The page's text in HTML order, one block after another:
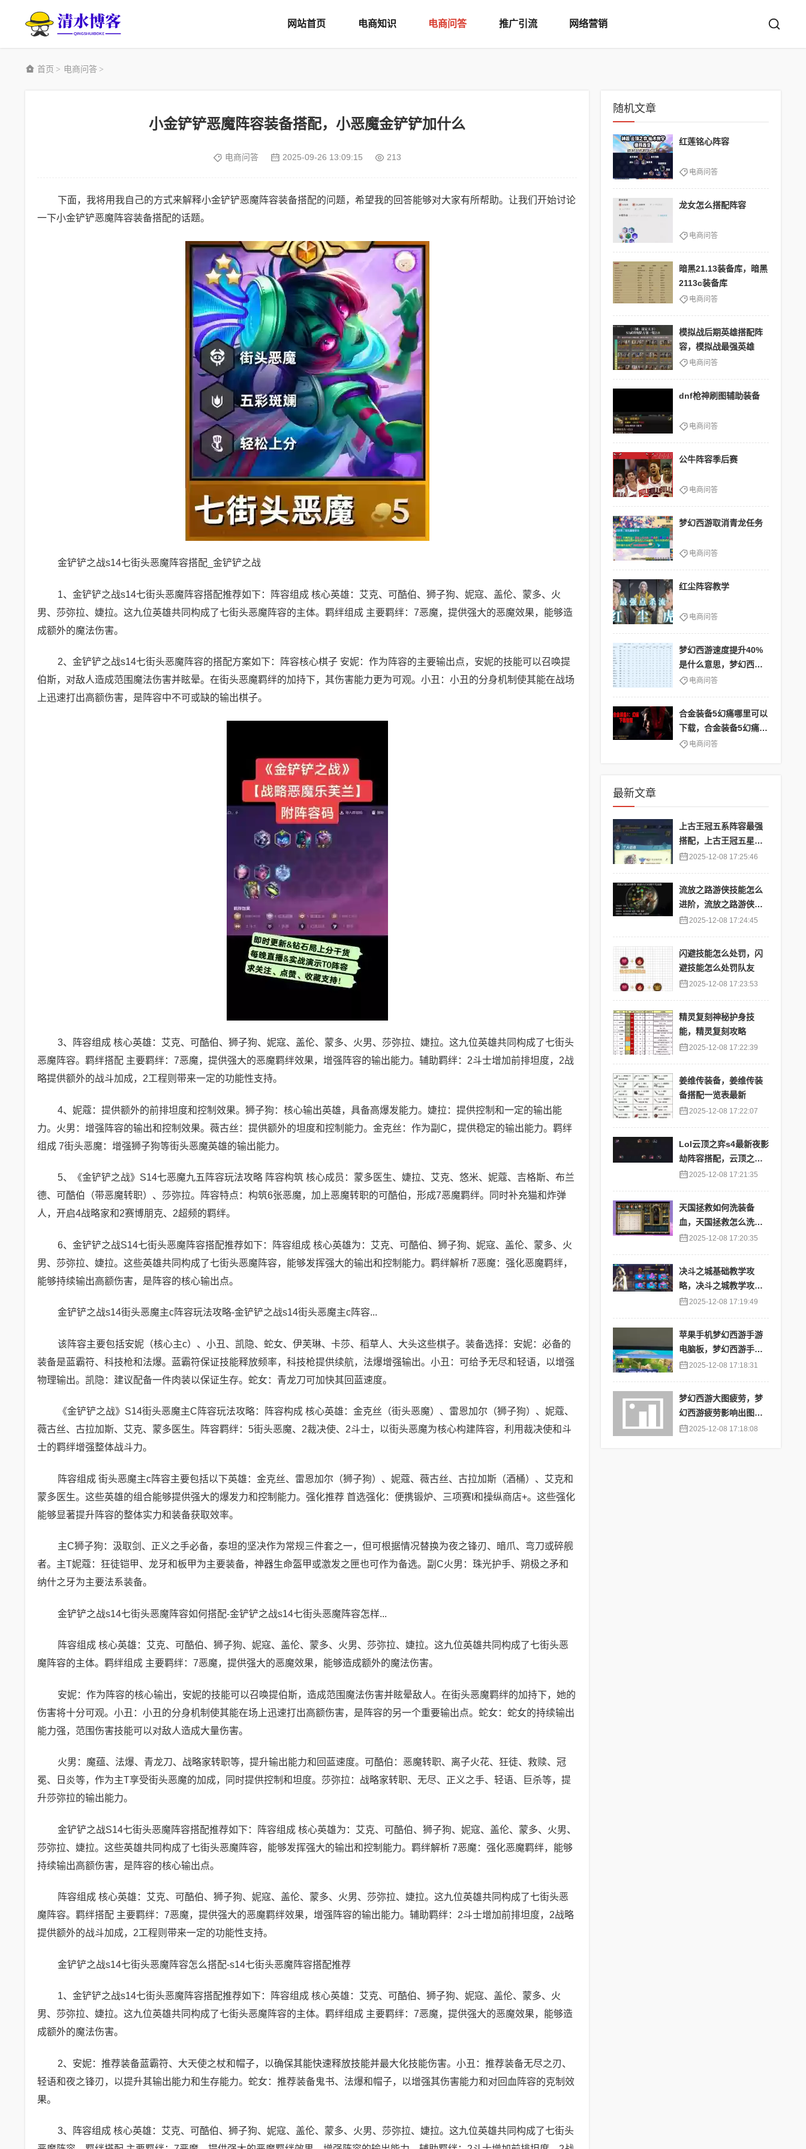
网站首页 电商知识 电商问答 推广引流 网络营销
首页 > 电商问答 >
小金铲铲恶魔阵容装备搭配，小恶魔金铲铲加什么
电商问答 2025-09-26 13:09:15 213
下面，我将用我自己的方式来解释小金铲铲恶魔阵容装备搭配的问题，希望我的回答能够对大家有所帮助。让我们开始讨论
一下小金铲铲恶魔阵容装备搭配的话题。
金铲铲之战s14七街头恶魔阵容搭配_金铲铲之战
1、金铲铲之战s14七街头恶魔阵容搭配推荐如下：阵容组成 核心英雄：艾克、可酷伯、狮子狗、妮寇、盖伦、蒙多、火
男、莎弥拉、婕拉。这九位英雄共同构成了七街头恶魔阵容的主体。羁绊组成 主要羁绊：7恶魔，提供强大的恶魔效果，能够造
成额外的魔法伤害。
2、金铲铲之战s14七街头恶魔阵容的搭配方案如下：阵容核心棋子 安妮：作为阵容的主要输出点，安妮的技能可以召唤提
伯斯，对敌人造成范围魔法伤害并眩晕。在街头恶魔羁绊的加持下，其伤害能力更为可观。小丑：小丑的分身机制使其能在战场
上迅速打出高额伤害，是阵容中不可或缺的输出棋子。
3、阵容组成 核心英雄：艾克、可酷伯、狮子狗、妮寇、盖伦、蒙多、火男、莎弥拉、婕拉。这九位英雄共同构成了七街头
恶魔阵容。羁绊搭配 主要羁绊：7恶魔，提供强大的恶魔羁绊效果，增强阵容的输出能力。辅助羁绊：2斗士增加前排坦度，2战
略提供额外的战斗加成，2工程则带来一定的功能性支持。
4、妮蔻：提供额外的前排坦度和控制效果。狮子狗：核心输出英雄，具备高爆发能力。婕拉：提供控制和一定的输出能
力。火男：增强阵容的输出和控制效果。薇古丝：提供额外的坦度和控制能力。金克丝：作为副C，提供稳定的输出能力。羁绊
组成 7街头恶魔：增强狮子狗等街头恶魔英雄的输出能力。
5、《金铲铲之战》S14七恶魔九五阵容玩法攻略 阵容构筑 核心成员：蒙多医生、婕拉、艾克、悠米、妮蔻、吉格斯、布兰
德、可酷伯（带恶魔转职）、莎弥拉。阵容特点：构筑6张恶魔，加上恶魔转职的可酷伯，形成7恶魔羁绊。同时补充猫和炸弹
人，开启4战略家和2赛博朋克、2超频的羁绊。
6、金铲铲之战S14七街头恶魔阵容搭配推荐如下：阵容组成 核心英雄为：艾克、可酷伯、狮子狗、妮寇、盖伦、蒙多、火
男、莎弥拉、婕拉。这些英雄共同构成了七街头恶魔阵容，能够发挥强大的输出和控制能力。羁绊解析 7恶魔：强化恶魔羁绊，
能够持续输出高额伤害，是阵容的核心输出点。
金铲铲之战s14街头恶魔主c阵容玩法攻略-金铲铲之战s14街头恶魔主c阵容...
该阵容主要包括安妮（核心主c）、小丑、凯隐、蛇女、伊芙琳、卡莎、稻草人、大头这些棋子。装备选择：安妮：必备的
装备是蓝霸符、科技枪和法爆。蓝霸符保证技能释放频率，科技枪提供续航，法爆增强输出。小丑：可给予无尽和轻语，以增强
物理输出。凯隐：建议配备一件肉装以保证生存。蛇女：青龙刀可加快其回蓝速度。
《金铲铲之战》S14街头恶魔主C阵容玩法攻略：阵容构成 核心英雄：金克丝（街头恶魔）、雷恩加尔（狮子狗）、妮蔻、
薇古丝、古拉加斯、艾克、蒙多医生。阵容羁绊：5街头恶魔、2裁决使、2斗士，以街头恶魔为核心构建阵容，利用裁决使和斗
士的羁绊增强整体战斗力。
阵容组成 街头恶魔主c阵容主要包括以下英雄：金克丝、雷恩加尔（狮子狗）、妮蔻、薇古丝、古拉加斯（酒桶）、艾克和
蒙多医生。这些英雄的组合能够提供强大的爆发力和控制能力。强化推荐 首选强化：便携锻炉、三项赛I和操纵商店+。这些强化
能够显著提升阵容的整体实力和装备获取效率。
主C狮子狗：汲取剑、正义之手必备，泰坦的坚决作为常规三件套之一，但可根据情况替换为夜之锋刃、暗爪、弯刀或碎舰
者。主T妮蔻：狂徒铠甲、龙牙和板甲为主要装备，神器生命盔甲或激发之匣也可作为备选。副C火男：珠光护手、朔极之矛和
纳什之牙为主要法系装备。
金铲铲之战s14七街头恶魔阵容如何搭配-金铲铲之战s14七街头恶魔阵容怎样...
阵容组成 核心英雄：艾克、可酷伯、狮子狗、妮寇、盖伦、蒙多、火男、莎弥拉、婕拉。这九位英雄共同构成了七街头恶
魔阵容的主体。羁绊组成 主要羁绊：7恶魔，提供强大的恶魔效果，能够造成额外的魔法伤害。
安妮：作为阵容的核心输出，安妮的技能可以召唤提伯斯，造成范围魔法伤害并眩晕敌人。在街头恶魔羁绊的加持下，她的
伤害将十分可观。小丑：小丑的分身机制使其能在场上迅速打出高额伤害，是阵容的另一个重要输出点。蛇女：蛇女的持续输出
能力强，范围伤害技能可以对敌人造成大量伤害。
火男：魔蕴、法爆、青龙刀、战略家转职等，提升输出能力和回蓝速度。可酷伯：恶魔转职、离子火花、狂徒、救赎、冠
冕、日炎等，作为主T享受街头恶魔的加成，同时提供控制和坦度。莎弥拉：战略家转职、无尽、正义之手、轻语、巨杀等，提
升莎弥拉的输出能力。
金铲铲之战S14七街头恶魔阵容搭配推荐如下：阵容组成 核心英雄为：艾克、可酷伯、狮子狗、妮寇、盖伦、蒙多、火男、
莎弥拉、婕拉。这些英雄共同构成了七街头恶魔阵容，能够发挥强大的输出和控制能力。羁绊解析 7恶魔：强化恶魔羁绊，能够
持续输出高额伤害，是阵容的核心输出点。
阵容组成 核心英雄：艾克、可酷伯、狮子狗、妮寇、盖伦、蒙多、火男、莎弥拉、婕拉。这九位英雄共同构成了七街头恶
魔阵容。羁绊搭配 主要羁绊：7恶魔，提供强大的恶魔羁绊效果，增强阵容的输出能力。辅助羁绊：2斗士增加前排坦度，2战略
提供额外的战斗加成，2工程则带来一定的功能性支持。
金铲铲之战s14七街头恶魔阵容怎么搭配-s14七街头恶魔阵容搭配推荐
1、金铲铲之战s14七街头恶魔阵容搭配推荐如下：阵容组成 核心英雄：艾克、可酷伯、狮子狗、妮寇、盖伦、蒙多、火
男、莎弥拉、婕拉。这九位英雄共同构成了七街头恶魔阵容的主体。羁绊组成 主要羁绊：7恶魔，提供强大的恶魔效果，能够造
成额外的魔法伤害。
2、安妮：推荐装备蓝霸符、大天使之杖和帽子，以确保其能快速释放技能并最大化技能伤害。小丑：推荐装备无尽之刃、
轻语和夜之锋刃，以提升其输出能力和生存能力。蛇女：推荐装备鬼书、法爆和帽子，以增强其伤害能力和对回血阵容的克制效
果。
3、阵容组成 核心英雄：艾克、可酷伯、狮子狗、妮寇、盖伦、蒙多、火男、莎弥拉、婕拉。这九位英雄共同构成了七街头
随机文章
红莲铭心阵容
电商问答
龙女怎么搭配阵容
电商问答
暗黑21.13装备库，暗黑
2113c装备库
电商问答
模拟战后期英雄搭配阵
容，模拟战最强英雄
电商问答
dnf枪神刷图辅助装备
电商问答
公牛阵容季后赛
电商问答
梦幻西游取消青龙任务
电商问答
红尘阵容教学
电商问答
梦幻西游速度提升40%
是什么意思，梦幻西游
速度多少达标
电商问答
合金装备5幻痛哪里可以
下载，合金装备5幻痛下
载教程
电商问答
最新文章
上古王冠五系阵容最强
搭配，上古王冠五星排
行 2025-12-08 17:25:46
流放之路游侠技能怎么
进阶，流放之路游侠技
能怎么进阶的
2025-12-08 17:24:45
闪避技能怎么处罚，闪
避技能怎么处罚队友
2025-12-08 17:23:53
精灵复刻神秘护身技
能，精灵复刻攻略
2025-12-08 17:22:39
姜维传装备，姜维传装
备搭配一览表最新
2025-12-08 17:22:07
Lol云顶之弈s4最新夜影
劫阵容搭配，云顶之奕
夜影劫阵容
2025-12-08 17:21:35
天国拯救如何洗装备
血，天国拯救怎么洗衣
服 2025-12-08 17:20:35
决斗之城基础教学攻
略，决斗之城教学攻略2
1112025-12-08 17:19:49
苹果手机梦幻西游手游
电脑板，梦幻西游手游
苹果端怎么在电脑上登
2025-12-08 17:18:31
梦幻西游大图疲劳，梦
幻西游疲劳影响出图率
吗 2025-12-08 17:18:08